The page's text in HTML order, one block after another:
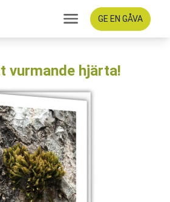
GE EN GÅVA
vurmande hjärta!